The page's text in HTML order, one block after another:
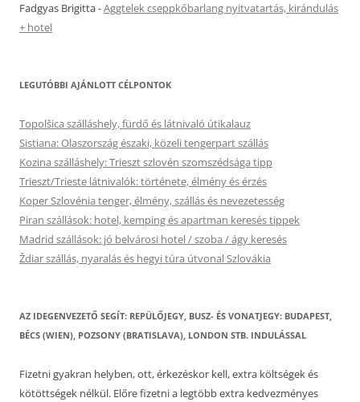
Fadgyas Brigitta-Aggtelek cseppkőbarlang nyitvatartás, kirándulás
+ hotel
LEGUTÓBBI AJÁNLOTT CÉLPONTOK
Topolšica szálláshely, fürdő és látnivaló útikalauz
Sistiana: Olaszország északi, közeli tengerpart szállás
Kozina szálláshely: Trieszt szlovén szomszédsága tipp
Trieszt/Trieste látnivalók: története, élmény és érzés
Koper Szlovénia tenger, élmény, szállás és nevezetesség
Piran szállások: hotel, kemping és apartman keresés tippek
Madrid szállások: jó belvárosi hotel / szoba / ágy keresés
Ždiar szállás, nyaralás és hegyi túra útvonal Szlovákia
AZ IDEGENVEZETŐ SEGÍT: REPÜLŐJEGY, BUSZ- ÉS VONATJEGY: BUDAPEST,
BÉCS (WIEN), POZSONY (BRATISLAVA), LONDON STB. INDULÁSSAL
Fizetni gyakran helyben, ott, érkezéskor kell, extra költségek és
kötöttségek nélkül. Előre fizetni a legtöbb extra kedvezményes